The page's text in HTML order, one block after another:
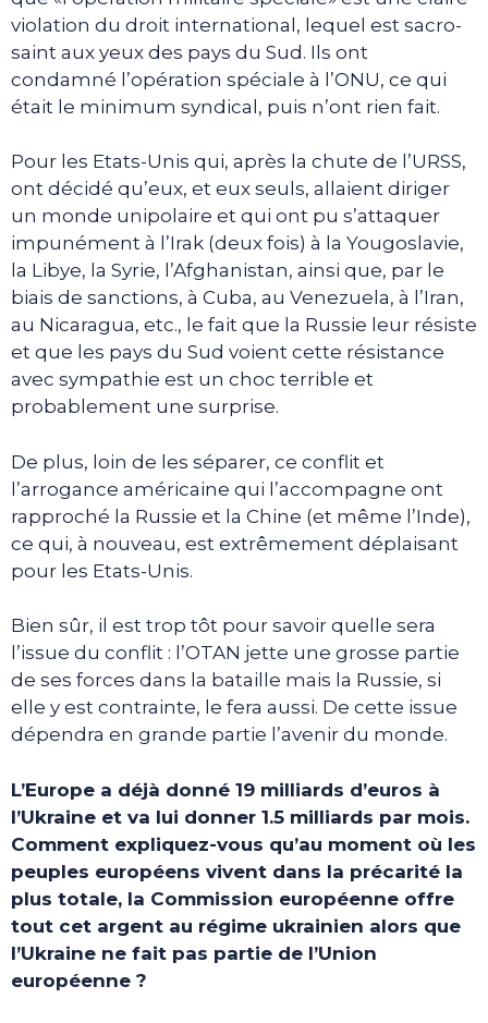
violation du droit international, lequel est sacro-
saint aux yeux des pays du Sud. Ils ont
condamné l’opération spéciale à l’ONU, ce qui
était le minimum syndical, puis n’ont rien fait.
Pour les Etats-Unis qui, après la chute de l’URSS,
ont décidé qu’eux, et eux seuls, allaient diriger
un monde unipolaire et qui ont pu s’attaquer
impunément à l’Irak (deux fois) à la Yougoslavie,
la Libye, la Syrie, l’Afghanistan, ainsi que, par le
biais de sanctions, à Cuba, au Venezuela, à l’Iran,
au Nicaragua, etc., le fait que la Russie leur résiste
et que les pays du Sud voient cette résistance
avec sympathie est un choc terrible et
probablement une surprise.
De plus, loin de les séparer, ce conflit et
l’arrogance américaine qui l’accompagne ont
rapproché la Russie et la Chine (et même l’Inde),
ce qui, à nouveau, est extrêmement déplaisant
pour les Etats-Unis.
Bien sûr, il est trop tôt pour savoir quelle sera
l’issue du conflit : l’OTAN jette une grosse partie
de ses forces dans la bataille mais la Russie, si
elle y est contrainte, le fera aussi. De cette issue
dépendra en grande partie l’avenir du monde.
L’Europe a déjà donné 19 milliards d’euros à
l’Ukraine et va lui donner 1.5 milliards par mois.
Comment expliquez-vous qu’au moment où les
peuples européens vivent dans la précarité la
plus totale, la Commission européenne offre
tout cet argent au régime ukrainien alors que
l’Ukraine ne fait pas partie de l’Union
européenne ?